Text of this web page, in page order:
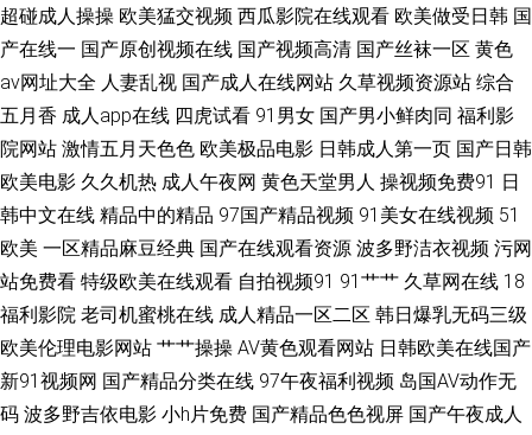
性愛第一页 二区 91有黄色 91传媒磁力 50动漫网 天龙免费高清影院 欧美人
与兽a级网站 精品九区久久人人 后入巨乳美女 肛交网站 97网址www 91人人
网 91tv成人 深夜蜜桃福利舍 先锋免费电影网站 四虎精品视频 日韩a级视频
欧美男女日比特级 老司机福利区 黄色网页入口 国产精品欧美二区 不卡视屏
91人人操人人爽 11k免费电影院网站 天龙影院在线观看 青青河边草直播免费
草逼高清 成年人免费视频 97福利短视频在线 91视频在线观看91 91精品专
超碰成人操操 欧美猛交视频 西瓜影院在线观看 欧美做受日韩 国
产在线一 国产原创视频在线 国产视频高清 国产丝袜一区 黄色
av网址大全 人妻乱视 国产成人在线网站 久草视频资源站 综合
五月香 成人app在线 四虎试看 91男女 国产男小鲜肉同 福利影
院网站 激情五月天色色 欧美极品电影 日韩成人第一页 国产日韩
欧美电影 久久机热 成人午夜网 黄色天堂男人 操视频免费91 日
韩中文在线 精品中的精品 97国产精品视频 91美女在线视频 51
欧美 一区精品麻豆经典 国产在线观看资源 波多野洁衣视频 污网
站免费看 特级欧美在线观看 自拍视频91 91艹艹 久草网在线 18
福利影院 老司机蜜桃在线 成人精品一区二区 韩日爆乳无码三级
欧美伦理电影网站 艹艹操操 AV黄色观看网站 日韩欧美在线国产
新91视频网 国产精品分类在线 97午夜福利视频 岛国AV动作无
码 波多野吉依电影 小h片免费 国产精品色色视屏 国产午夜成人